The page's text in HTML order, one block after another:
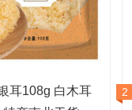
耳108g 白木耳